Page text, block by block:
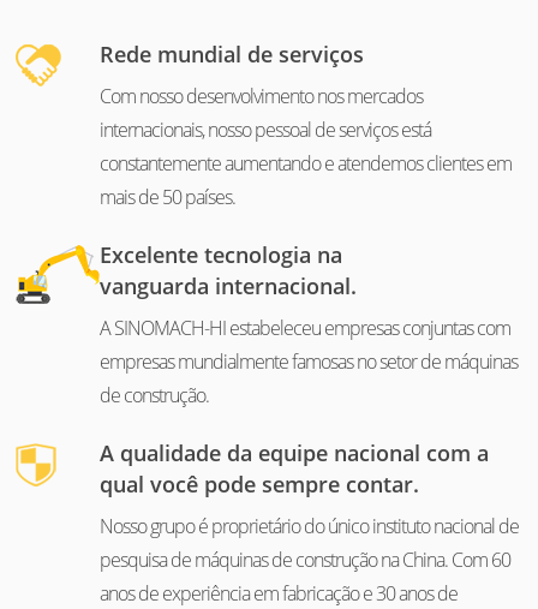
Rede mundial de serviços
Com nosso desenvolvimento nos mercados
internacionais, nosso pessoal de serviços está
constantemente aumentando e atendemos clientes em
mais de 50 países.
Excelente tecnologia na
vanguarda internacional.
A SINOMACH-HI estabeleceu empresas conjuntas com
empresas mundialmente famosas no setor de máquinas
de construção.
A qualidade da equipe nacional com a
qual você pode sempre contar.
Nosso grupo é proprietário do único instituto nacional de
pesquisa de máquinas de construção na China. Com 60
anos de experiência em fabricação e 30 anos de